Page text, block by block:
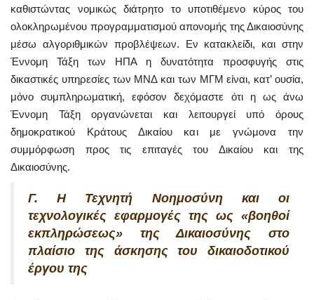
καθιστώντας νομικώς διάτρητο το υποτιθέμενο κύρος του
ολοκληρωμένου προγραμματισμού απονομής της Δικαιοσύνης
μέσω αλγοριθμικών προβλέψεων. Εν κατακλείδι, και στην
Έννομη Τάξη των ΗΠΑ η δυνατότητα προσφυγής στις
δικαστικές υπηρεσίες των ΜΝΔ και των ΜΓΜ είναι, κατ’ ουσία,
μόνο συμπληρωματική, εφόσον δεχόμαστε ότι η ως άνω
Έννομη Τάξη οργανώνεται και λειτουργεί υπό όρους
δημοκρατικού Κράτους Δικαίου και με γνώμονα την
συμμόρφωση προς τις επιταγές του Δικαίου και της
Δικαιοσύνης.
Γ. Η Τεχνητή Νοημοσύνη και οι
τεχνολογικές εφαρμογές της ως «βοηθοί
εκπληρώσεως» της Δικαιοσύνης στο
πλαίσιο της άσκησης του δικαιοδοτικού
έργου της